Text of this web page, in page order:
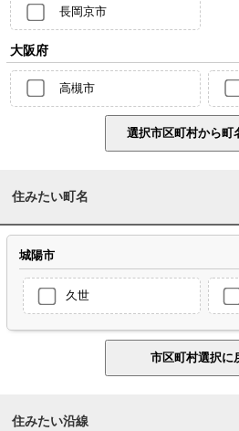
長岡京市
大阪府
高槻市
住みたい町名
城陽市
久世
住みたい沿線